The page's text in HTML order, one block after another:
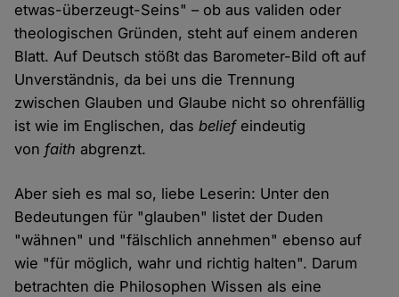
etwas-überzeugt-Seins" – ob aus validen oder
theologischen Gründen, steht auf einem anderen
Blatt. Auf Deutsch stößt das Barometer-Bild oft auf
Unverständnis, da bei uns die Trennung
zwischen Glauben und Glaube nicht so ohrenfällig
ist wie im Englischen, dasbeliefeindeutig
von faith abgrenzt.
Aber sieh es mal so, liebe Leserin: Unter den
Bedeutungen für "glauben" listet der Duden
"wähnen" und "fälschlich annehmen" ebenso auf
wie "für möglich, wahr und richtig halten". Darum
betrachten die Philosophen Wissen als eine